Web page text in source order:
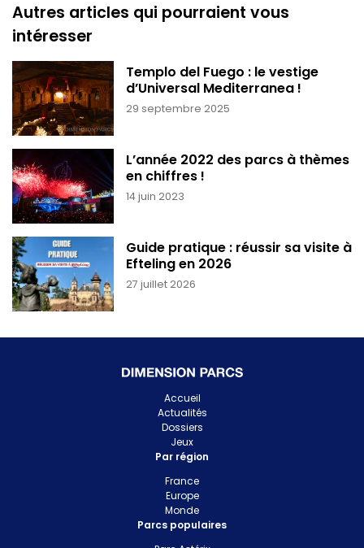
Autres articles qui pourraient vous
intéresser
29 septembre 2025
Templo del Fuego : le vestige
d’Universal Mediterranea !
14 juin 2023
L’année 2022 des parcs à thèmes
en chiffres !
27 juillet 2026
Guide pratique : réussir sa visite à
Efteling en 2026
Accueil
Actualités
Dossiers
Jeux
Par région
France
Europe
Monde
Parcs populaires